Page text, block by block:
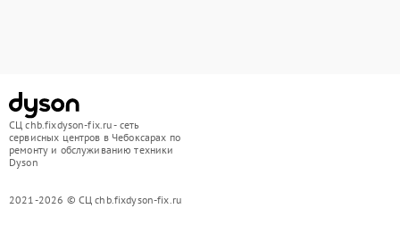
СЦ chb.fixdyson-fix.ru - сеть
сервисных центров в Чебоксарах по
ремонту и обслуживанию техники
Dyson
2021-2026 © СЦ chb.fixdyson-fix.ru